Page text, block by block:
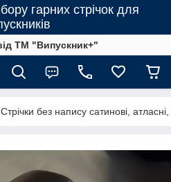
гарних стрічок для
ТМ "Випускник+"
Стрічки без напису сатинові, атласні,